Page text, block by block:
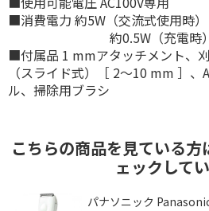
■消費電力 約5W（交流式使用時）
約0.5W（充電時）
■付属品 1 mmアタッチメント、
（スライド式）［ 2〜10 mm ］
ル、掃除用ブラシ
こちらの商品を見ている
ェックして
パナソニック